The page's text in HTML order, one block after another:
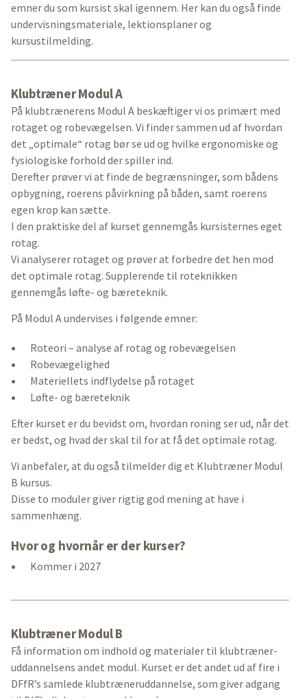
emner du som kursist skal igennem. Her kan du også finde
undervisningsmateriale, lektionsplaner og
kursustilmelding.
Klubtræner Modul A
På klubtrænerens Modul A beskæftiger vi os primært med
rotaget og robevægelsen. Vi finder sammen ud af hvordan
det „optimale“ rotag bør se ud og hvilke ergonomiske og
fysiologiske forhold der spiller ind.
Derefter prøver vi at finde de begrænsninger, som bådens
opbygning, roerens påvirkning på båden, samt roerens
egen krop kan sætte.
I den praktiske del af kurset gennemgås kursisternes eget
rotag.
Vi analyserer rotaget og prøver at forbedre det hen mod
det optimale rotag. Supplerende til roteknikken
gennemgås løfte- og bæreteknik.
På Modul A undervises i følgende emner:
Roteori – analyse af rotag og robevægelsen
Robevægelighed
Materiellets indflydelse på rotaget
Løfte- og bæreteknik
Efter kurset er du bevidst om, hvordan roning ser ud, når det
er bedst, og hvad der skal til for at få det optimale rotag.
Vi anbefaler, at du også tilmelder dig et Klubtræner Modul
B kursus.
Disse to moduler giver rigtig god mening at have i
sammenhæng.
Hvor og hvornår er der kurser?
Kommer i 2027
Klubtræner Modul B
Få information om indhold og materialer til klubtræner-
uddannelsens andet modul. Kurset er det andet ud af fire i
DFfR’s samlede klubtræneruddannelse, som giver adgang